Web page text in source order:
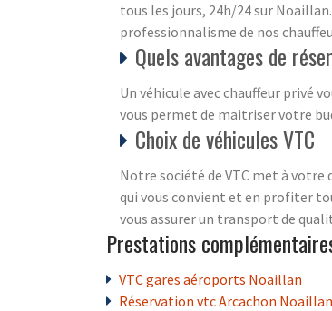
tous les jours, 24h/24 sur
professionnalisme de nos
Quels avantages de
Un véhicule avec chauffeur privé
vous permet de maitriser votre
Choix de véhicules VTC
Notre société de VTC met à
qui vous convient et en profiter
vous assurer un transport de
Prestations
VTC gares aéroports Noaillan
Réservation vtc Arcachon Noaillan